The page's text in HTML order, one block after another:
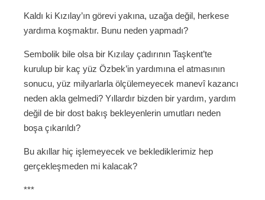
Kaldı ki Kızılay’ın görevi yakına, uzağa değil, herkese
yardıma koşmaktır. Bunu neden yapmadı?
Sembolik bile olsa bir Kızılay çadırının Taşkent’te
kurulup bir kaç yüz Özbek’in yardımına el atmasının
sonucu, yüz milyarlarla ölçülemeyecek manevî kazancı
neden akla gelmedi? Yıllardır bizden bir yardım, yardım
değil de bir dost bakış bekleyenlerin umutları neden
boşa çıkarıldı?
Bu akıllar hiç işlemeyecek ve beklediklerimiz hep
gerçekleşmeden mi kalacak?
***